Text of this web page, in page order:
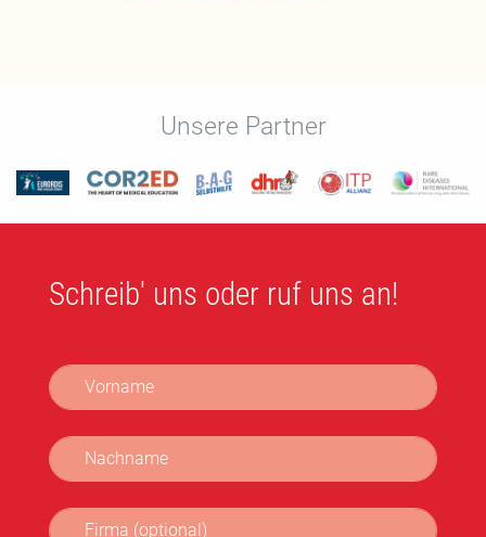
Unsere Partner
Schreib' uns oder ruf uns an!
Vorname
Nachname
Firma (optional)